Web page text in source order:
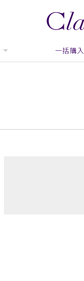
一括購入